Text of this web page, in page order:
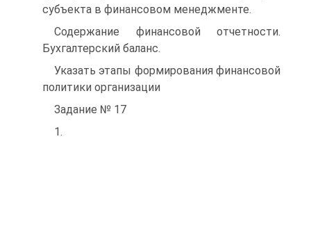
субъекта в финансовом менеджменте.
Содержание финансовой отчетности.
Бухгалтерский баланс.
Указать этапы формирования финансовой
политики организации
Задание № 17
1.